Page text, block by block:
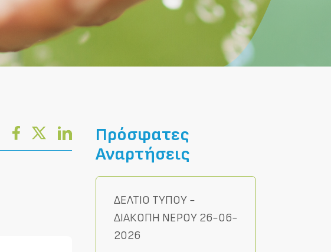
Πρόσφατες
Αναρτήσεις
ΔΕΛΤΙΟ ΤΥΠΟΥ -
ΔΙΑΚΟΠΗ ΝΕΡΟΥ 26-06-
2026